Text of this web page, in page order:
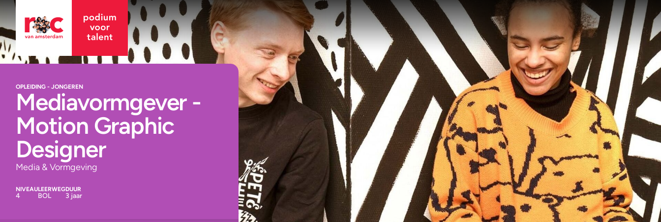
OPLEIDING - JONGEREN
Mediavormgever -
Motion Graphic
Designer
Media & Vormgeving
NIVEAU
4
LEERWEG
BOL
DUUR
3 jaar